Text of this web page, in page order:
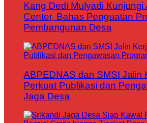
Kang Dedi Mulyadi Kunjungi
Center, Bahas Penguatan
Pembangunan Desa
ABPEDNAS dan SMSI Jalin
Perkuat Publikasi dan
Jaga Desa